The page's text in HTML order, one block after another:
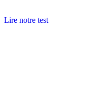
Lire notre test